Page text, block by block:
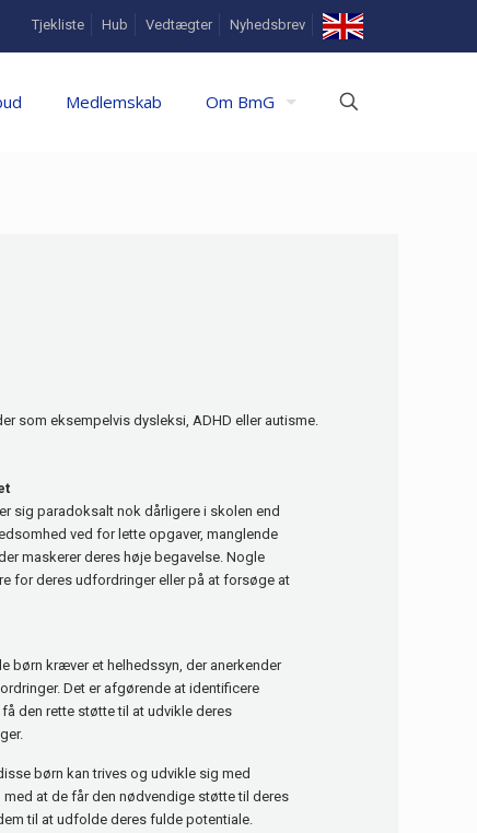
Tjekliste Hub Vedtægter Nyhedsbrev
In
Medlemskab Om BmG
som eksempelvis dysleksi, ADHD eller autisme.
sig paradoksalt nok dårligere i skolen end
ved for lette opgaver, manglende
maskerer deres høje begavelse. Nogle
for deres udfordringer eller på at forsøge at
kræver et helhedssyn, der anerkender
Det er afgørende at identificere
den rette støtte til at udvikle deres
børn kan trives og udvikle sig med
at de får den nødvendige støtte til deres
til at udfolde deres fulde potentiale.